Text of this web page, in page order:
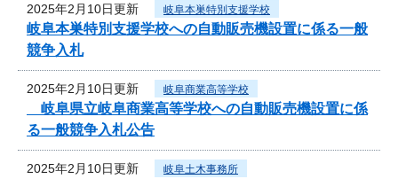
2025年2月10日更新 岐阜本巣特別支援学校
岐阜本巣特別支援学校への自動販売機設置に係る一般
競争入札
2025年2月10日更新 岐阜商業高等学校
岐阜県立岐阜商業高等学校への自動販売機設置に係
る一般競争入札公告
2025年2月10日更新 岐阜土木事務所